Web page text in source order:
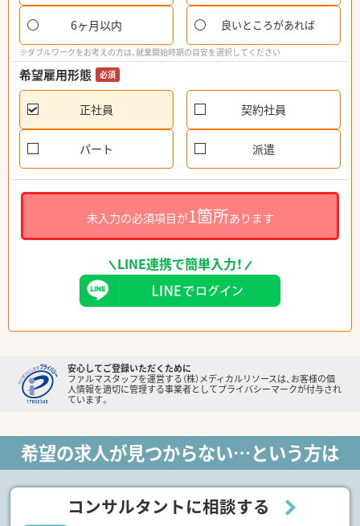
6ヶ月以内 良いところがあれば
※ダブルワークをお考えの方は、就業開始時期の目安を選択してください
希望雇用形態 必須
正社員 契約社員
パート 派遣
未入力の必須項目が1箇所あります
LINE連携で簡単入力！
安心してご登録いただくために
ファルマスタッフを運営する（株）メディカルリソースは、お客様の個
人情報を適切に管理する事業者としてプライバシーマークが付与され
ています。
希望の求人が見つからない…という方は
コンサルタントに相談する